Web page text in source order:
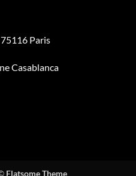
Paris
Casablanca
Flatsome Theme